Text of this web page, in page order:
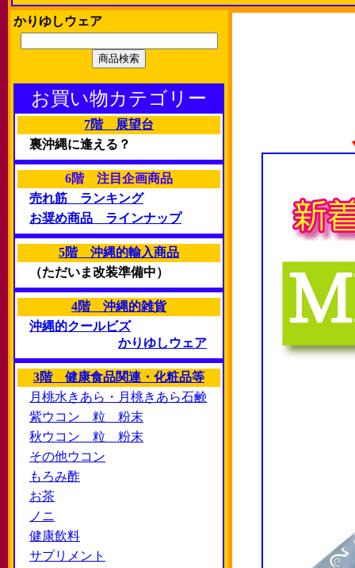
かりゆしウェア
お買い物カテゴリー
7階 展望台
裏沖縄に逢える？
6階 注目企画商品
売れ筋 ランキング
お奨め商品 ラインナップ
5階 沖縄的輸入商品
（ただいま改装準備中）
4階 沖縄的雑貨
沖縄的クールビズ
かりゆしウェア
3階 健康食品関連・化粧品等
月桃水きあら・月桃きあら石鹸
紫ウコン 粒 粉末
秋ウコン 粒 粉末
その他ウコン
もろみ酢
お茶
ノニ
健康飲料
サプリメント